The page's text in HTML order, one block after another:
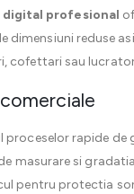
profesional
reduse
sau
rapide
masurare si
pentru protectia